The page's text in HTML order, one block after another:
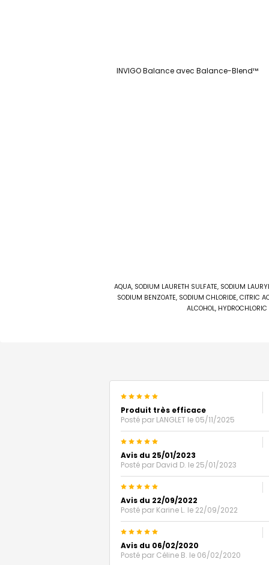
INVIGO Balance avec Balance-Blend™
AQUA, SODIUM LAURETH SULFATE, SODIUM
SODIUM BENZOATE, SODIUM CHLORIDE, CITRIC
ALCOHOL,
5
Produit très efficace
Posté par LANGLET le 05/11/2025
5
Avis du 25/01/2023
Posté par David D. le 25/01/2023
5
Avis du 22/09/2022
Posté par Karine L. le 22/09/2022
5
Avis du 06/02/2020
Posté par Céline B. le 06/02/2020